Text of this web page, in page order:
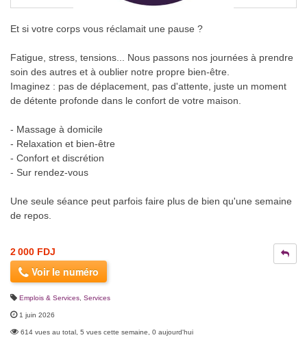
Et si votre corps vous réclamait une pause ?
Fatigue, stress, tensions... Nous passons nos journées à prendre
soin des autres et à oublier notre propre bien-être.
Imaginez : pas de déplacement, pas d'attente, juste un moment
de détente profonde dans le confort de votre maison.
- Massage à domicile
- Relaxation et bien-être
- Confort et discrétion
- Sur rendez-vous
Une seule séance peut parfois faire plus de bien qu'une semaine
de repos.
2 000 FDJ
Voir le numéro
Emplois & Services Services
1 juin 2026
614 vues au total, 5 vues cette semaine, 0 aujourd'hui